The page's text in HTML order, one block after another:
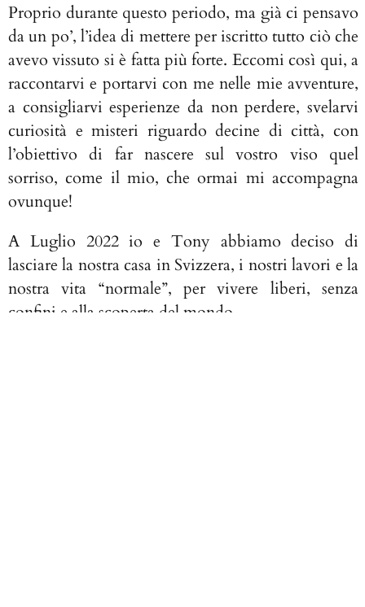
Proprio durante questo periodo, ma già ci pensavo
da un po’, l’idea di mettere per iscritto tutto ciò che
avevo vissuto si è fatta più forte. Eccomi così qui, a
raccontarvi e portarvi con me nelle mie avventure,
a consigliarvi esperienze da non perdere, svelarvi
curiosità e misteri riguardo decine di città, con
l’obiettivo di far nascere sul vostro viso quel
sorriso, come il mio, che ormai mi accompagna
ovunque!
A Luglio 2022 io e Tony abbiamo deciso di
lasciare la nostra casa in Svizzera, i nostri lavori e la
nostra vita “normale”, per vivere liberi, senza
confini e alla scoperta del mondo.